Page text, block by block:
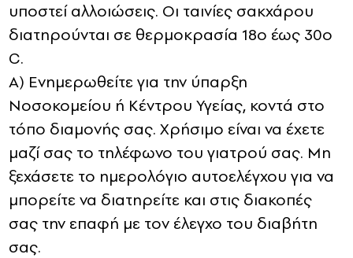
υποστεί αλλοιώσεις. Οι ταινίες σακχάρου
διατηρούνται σε θερμοκρασία 18ο έως 30ο
C.
Α) Ενημερωθείτε για την ύπαρξη
Νοσοκομείου ή Κέντρου Υγείας, κοντά στο
τόπο διαμονής σας. Χρήσιμο είναι να έχετε
μαζί σας το τηλέφωνο του γιατρού σας. Μη
ξεχάσετε το ημερολόγιο αυτοελέγχου για να
μπορείτε να διατηρείτε και στις διακοπές
σας την επαφή με τον έλεγχο του διαβήτη
σας.